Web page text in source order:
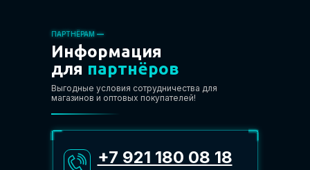
Информация
для партнёров
ПАРТНЁРАМ —
Выгодные условия сотрудничества для
магазинов и оптовых покупателей!
+7 921 180 08 18